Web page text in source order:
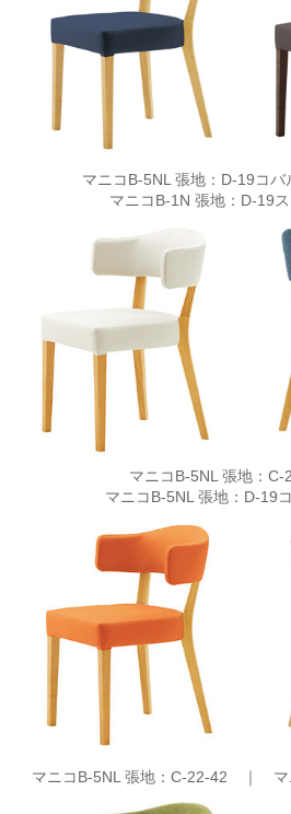
マニコB-5NL 張地：D-19コ
マニコB-1N 張地：D-19
マニコB-5NL 張地：
マニコB-5NL 張地：D-19
マニコB-5NL 張地：C-22-42 ｜